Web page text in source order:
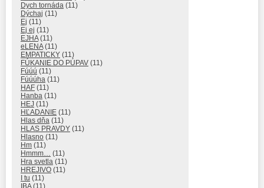
Dych tornáda (11)
Dýchaj (11)
Ej (11)
Ej ej (11)
EJHA(11)
eLENA(11)
EMPATICKY (11)
FÚKANIE DO PÚPAV (11)
Fúúú (11)
Fúúúha (11)
HAF (11)
Hanba (11)
HEJ (11)
HĽADANIE (11)
Hlas dňa (11)
HLAS PRAVDY (11)
Hlasno (11)
Hm (11)
Hmmm… (11)
Hra svetla (11)
HREJIVO (11)
I tu (11)